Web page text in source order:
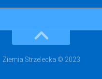
Ziemia Strzelecka © 2023